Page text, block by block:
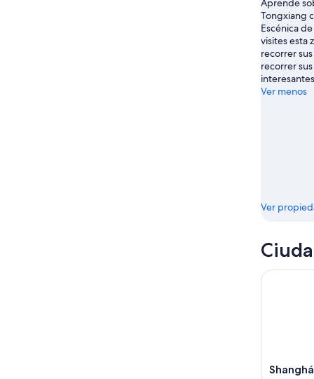
16
ago
Aprende
Tongxiang
Escénica
visites esta
recorrer
recorrer
Ver menos
Ver